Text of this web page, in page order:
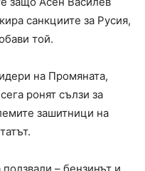
санкциите за Русия,
той.
на Промяната,
ронят сълзи за
зашитници на
– бензинът и